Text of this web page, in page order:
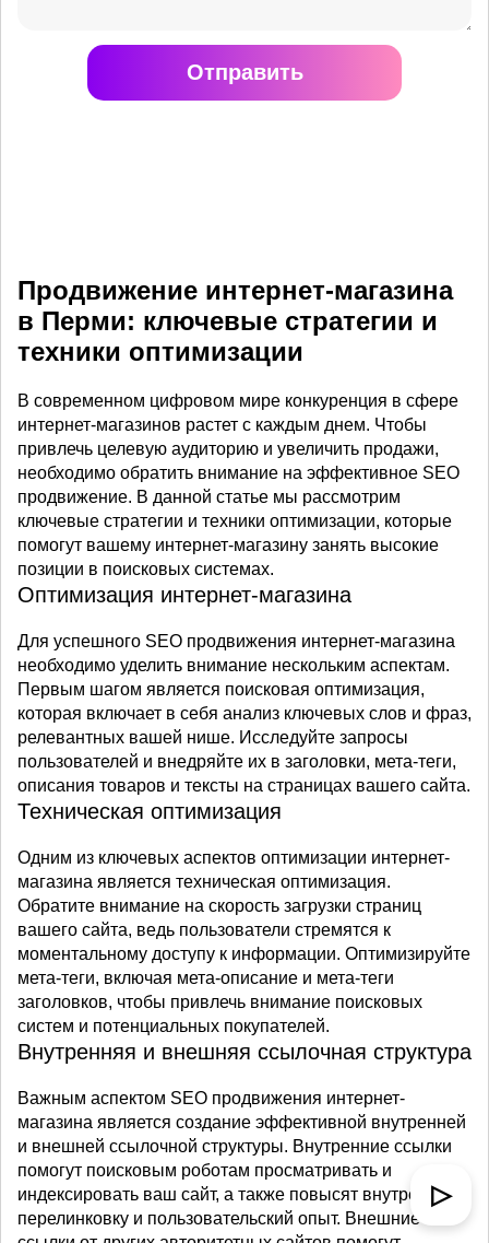
Отправить
Продвижение интернет-магазина
в Перми: ключевые стратегии и
техники оптимизации
В современном цифровом мире конкуренция в сфере
интернет-магазинов растет с каждым днем. Чтобы
привлечь целевую аудиторию и увеличить продажи,
необходимо обратить внимание на эффективное SEO
продвижение. В данной статье мы рассмотрим
ключевые стратегии и техники оптимизации, которые
помогут вашему интернет-магазину занять высокие
позиции в поисковых системах.
Оптимизация интернет-магазина
Для успешного SEO продвижения интернет-магазина
необходимо уделить внимание нескольким аспектам.
Первым шагом является поисковая оптимизация,
которая включает в себя анализ ключевых слов и фраз,
релевантных вашей нише. Исследуйте запросы
пользователей и внедряйте их в заголовки, мета-теги,
описания товаров и тексты на страницах вашего сайта.
Техническая оптимизация
Одним из ключевых аспектов оптимизации интернет-
магазина является техническая оптимизация.
Обратите внимание на скорость загрузки страниц
вашего сайта, ведь пользователи стремятся к
моментальному доступу к информации. Оптимизируйте
мета-теги, включая мета-описание и мета-теги
заголовков, чтобы привлечь внимание поисковых
систем и потенциальных покупателей.
Внутренняя и внешняя ссылочная структура
Важным аспектом SEO продвижения интернет-
магазина является создание эффективной внутренней
и внешней ссылочной структуры. Внутренние ссылки
помогут поисковым роботам просматривать и
индексировать ваш сайт, а также повысят внутреннюю
перелинковку и пользовательский опыт. Внешние
▷